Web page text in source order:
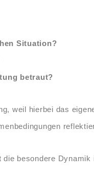
Situation?
betraut?
weil hierbei das
besondere Dynamik